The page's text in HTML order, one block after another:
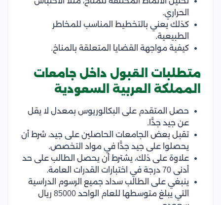
الحراري.
كذلك يعني بالتخطيط المناسب للمخاطر
الطبيعية.
كيفية مواجهة القضايا المتعلقة بالمناخ.
متطلبات القبول داخل جامعات
المملكة العربية السعودية
حصل المتقدم على البكالوريوس بمعدل لا يقل
عن جيد جدًّا.
تقبل بعض الجامعات الحاصلين على جيد، شرط أن
يحصلوا على جيد جدًّا في مواد التخصص.
علاوة على ذلك، يشترط أن يحصل الطالب على حد
أدنى 70 درجة في اختبارات القدرات العامة.
ينبغي على الطالب سداد جميع الرسوم الدراسية
التي يبلغ متوسطها للعام الواحد 85000 ريال